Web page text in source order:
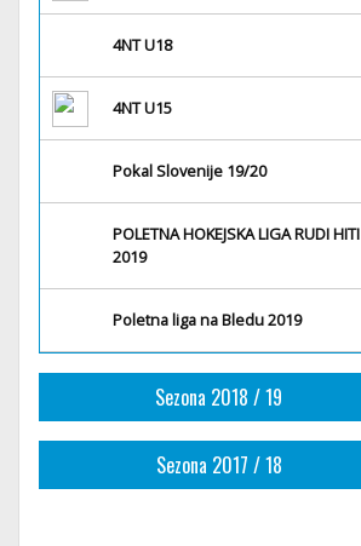
4NT U18
4NT U15
Pokal Slovenije 19/20
POLETNA HOKEJSKA LIGA RUDI HITI
2019
Poletna liga na Bledu 2019
Sezona 2018 / 19
Sezona 2017 / 18